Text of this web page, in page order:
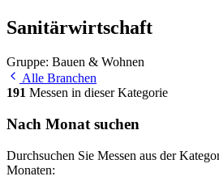
Sanitärwirtschaft
Gruppe: Bauen & Wohnen
Alle Branchen
191 Messen in dieser Kategorie
Nach Monat suchen
Durchsuchen Sie Messen aus der
Monaten: